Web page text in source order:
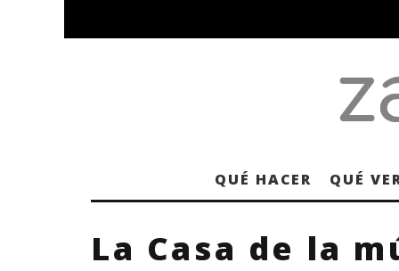
QUÉ HACER QUÉ
La Casa de la